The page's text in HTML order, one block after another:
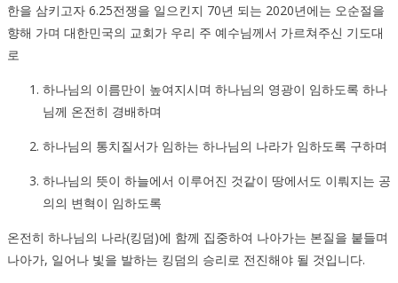
한을 삼키고자 6.25전쟁을 일으킨지 70년 되는 2020년에는 오순절을
향해 가며 대한민국의 교회가 우리 주 예수님께서 가르쳐주신 기도대
로
하나님의 이름만이 높여지시며 하나님의 영광이 임하도록 하나
님께 온전히 경배하며
하나님의 통치질서가 임하는 하나님의 나라가 임하도록 구하며
하나님의 뜻이 하늘에서 이루어진 것같이 땅에서도 이뤄지는 공
의의 변혁이 임하도록
온전히 하나님의 나라(킹덤)에 함께 집중하여 나아가는 본질을 붙들며
나아가, 일어나 빛을 발하는 킹덤의 승리로 전진해야 될 것입니다.